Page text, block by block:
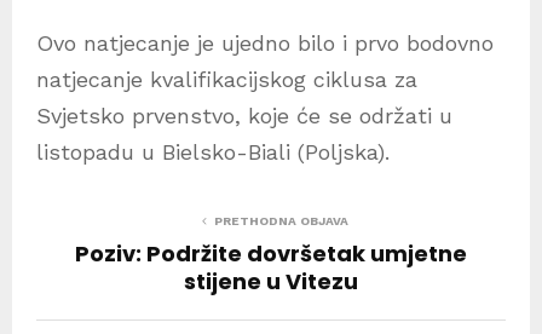
Ovo natjecanje je ujedno bilo i prvo bodovno
natjecanje kvalifikacijskog ciklusa za
Svjetsko prvenstvo, koje će se održati u
listopadu u Bielsko-Biali (Poljska).
PRETHODNA OBJAVA
Poziv: Podržite dovršetak umjetne
stijene u Vitezu